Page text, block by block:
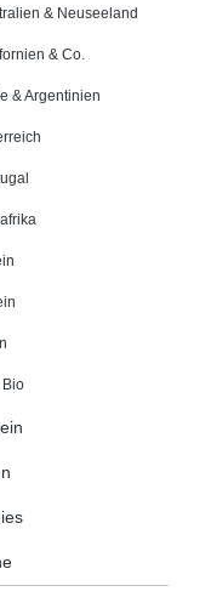
& Neuseeland
& Co.
& Argentinien
Bio